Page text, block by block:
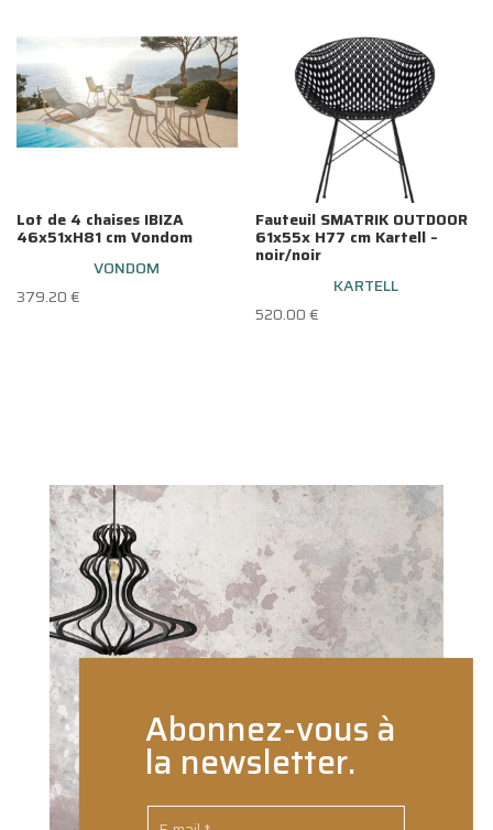
Lot de 4 chaises IBIZA
46x51xH81 cm Vondom
VONDOM
379.20€
Fauteuil SMATRIK OUTDOOR
61x55x H77 cm Kartell –
noir/noir
KARTELL
520.00€
Abonnez-vous à
la newsletter.